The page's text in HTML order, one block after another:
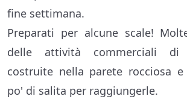
fine settimana.
Preparati per alcune scale!
delle attività commerciali di
costruite nella parete rocciosa
po' di salita per raggiungerle.